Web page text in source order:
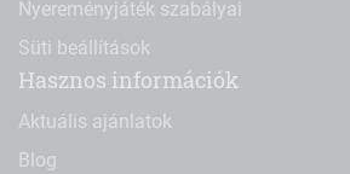
Nyereményjáték szabályai
Süti beállítások
Hasznos információk
Aktuális ajánlatok
Blog